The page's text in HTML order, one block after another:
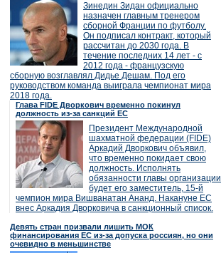
Зинедин Зидан официально
назначен главным тренером
сборной Франции по футболу.
Он подписал контракт, который
рассчитан до 2030 года. В
течение последних 14 лет - с
2012 года - французскую
сборную возглавлял Дидье Дешам. Под его
руководством команда выиграла чемпионат мира
2018 года.
Глава FIDE Дворкович временно покинул
должность из-за санкций ЕС
Президент Международной
шахматной федерации (FIDE)
Аркадий Дворкович объявил,
что временно покидает свою
должность. Исполнять
обязанности главы организации
будет его заместитель, 15-й
чемпион мира Вишванатан Ананд. Накануне ЕС
внес Аркадия Дворковича в санкционный список.
Девять стран призвали лишить МОК
финансирования ЕС из-за допуска россиян, но они
очевидно в меньшинстве